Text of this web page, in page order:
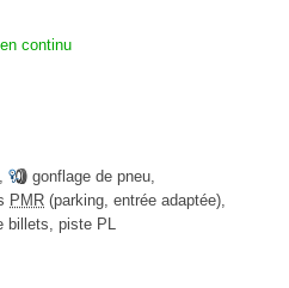
continu
, gonflage de pneu,
PMR (parking, entrée adaptée),
billets, piste PL